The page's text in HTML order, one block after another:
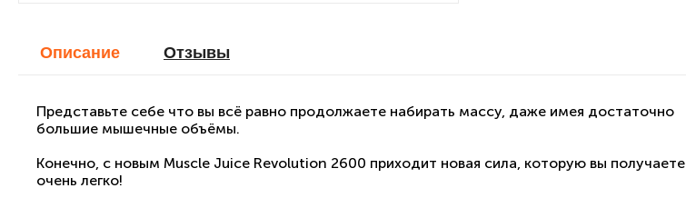
Описание Отзывы
Представьте себе что вы всё равно продолжаете набирать массу, даже имея достаточно
большие мышечные объёмы.
Конечно, с новым Muscle Juice Revolution 2600 приходит новая сила, которую вы получаете
очень легко!